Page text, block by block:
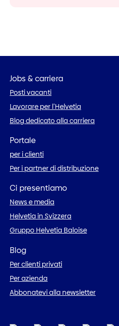
Jobs & carriera
Posti vacanti
Lavorare per l’Helvetia
Blog dedicato alla carriera
Portale
per i clienti
Per i partner di distribuzione
Ci presentiamo
News e media
Helvetia in Svizzera
Gruppo Helvetia Baloise
Blog
Per clienti privati
Per azienda
Abbonatevi alla newsletter